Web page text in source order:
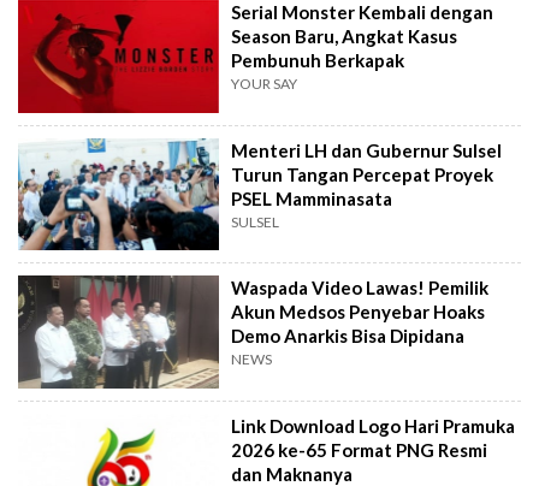
Serial Monster Kembali dengan
Season Baru, Angkat Kasus
Pembunuh Berkapak
YOUR SAY
Menteri LH dan Gubernur Sulsel
Turun Tangan Percepat Proyek
PSEL Mamminasata
SULSEL
Waspada Video Lawas! Pemilik
Akun Medsos Penyebar Hoaks
Demo Anarkis Bisa Dipidana
NEWS
Link Download Logo Hari Pramuka
2026 ke-65 Format PNG Resmi
dan Maknanya